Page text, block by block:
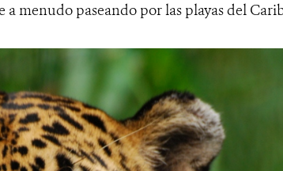
a menudo paseando por las playas del